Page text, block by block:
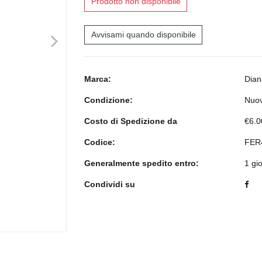
> Avvisami quando disponibile
Marca:
Condizione:
Costo di Spedizione da
Codice:
Generalmente spedito entro: 1
Condividi su